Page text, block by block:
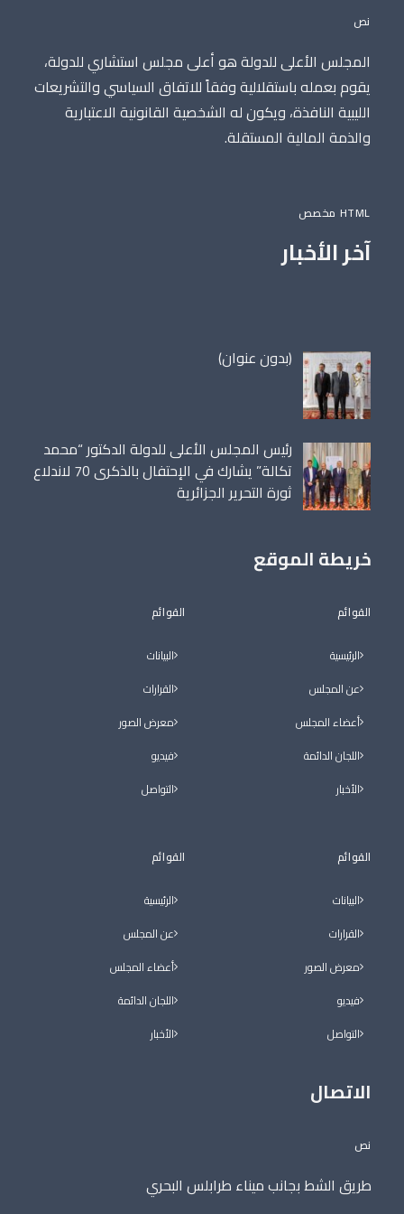
نص
المجلس الأعلى للدولة هو أعلى مجلس استشاري للدولة،
يقوم بعمله باستقلالية وفقاً للاتفاق السياسي والتشريعات
الليبية النافذة، ويكون له الشخصية القانونية الاعتبارية
والذمة المالية المستقلة.
HTML مخصص
آخر الأخبار
(بدون عنوان)مقالة
رئيس المجلس الأعلى للدولة الدكتور “محمد
تكالة” يشارك في الإحتفال بالذكرى 70 لاندلاع
ثورة التحرير الجزائرية
خريطة الموقع
القوائم
الرئيسية
عن المجلس
أعضاء المجلس
اللجان الدائمة
الأخبار
القوائم
البيانات
القرارات
معرض الصور
فيديو
التواصل
القوائم
البيانات
القرارات
معرض الصور
فيديو
التواصل
القوائم
الرئيسية
عن المجلس
أعضاء المجلس
اللجان الدائمة
الأخبار
الاتصال
نص
طريق الشط بجانب ميناء طرابلس البحري